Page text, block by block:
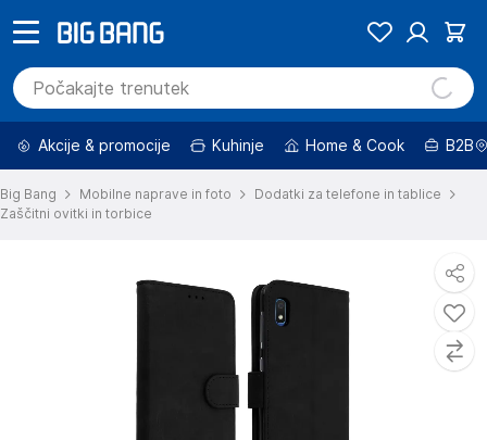
Akcije & promocije Kuhinje Home & Cook B2B
Big Bang Mobilne naprave in foto
Dodatki za telefone in tablice
Zaščitni ovitki in torbice